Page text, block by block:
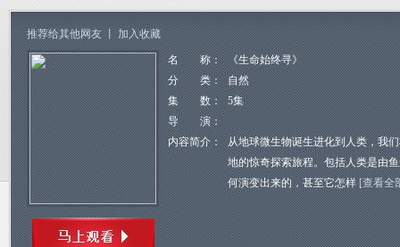
推荐给其他网友 加入收藏
名 称：
《生命始终寻》
分 类：
自然
集 数：
5集
导 演：
内容简介：
从地球微生物诞生进化到人类，我
地的惊奇探索旅程。包括人类是由
何演变出来的，甚至它怎样 [查看全